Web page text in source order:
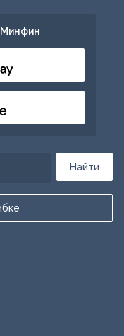
Найти